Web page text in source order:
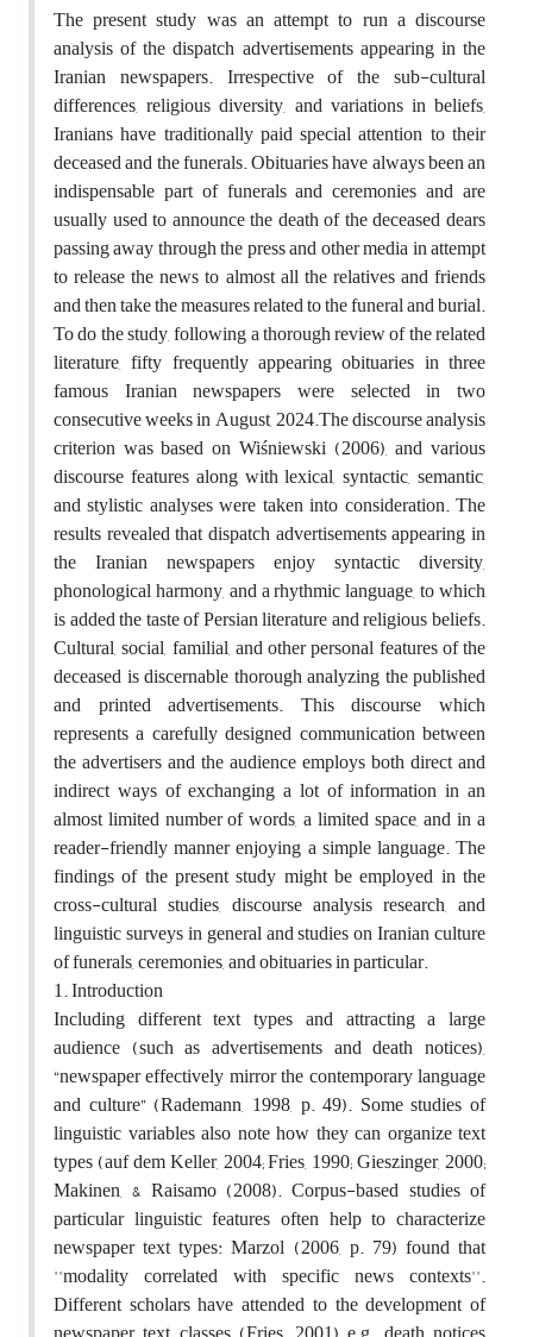
The present study was an attempt to run a discourse
analysis of the dispatch advertisements appearing in the
Iranian newspapers. Irrespective of the sub-cultural
differences, religious diversity, and variations in beliefs,
Iranians have traditionally paid special attention to their
deceased and the funerals. Obituaries have always been an
indispensable part of funerals and ceremonies and are
usually used to announce the death of the deceased dears
passing away through the press and other media in attempt
to release the news to almost all the relatives and friends
and then take the measures related to the funeral and burial.
To do the study, following a thorough review of the related
literature, fifty frequently appearing obituaries in three
famous Iranian newspapers were selected in two
consecutive weeks in August, 2024.The discourse analysis
criterion was based on Wiśniewski (2006), and various
discourse features along with lexical, syntactic, semantic,
and stylistic analyses were taken into consideration. The
results revealed that dispatch advertisements appearing in
the Iranian newspapers enjoy syntactic diversity,
phonological harmony, and a rhythmic language, to which
is added the taste of Persian literature and religious beliefs.
Cultural, social, familial, and other personal features of the
deceased is discernable thorough analyzing the published
and printed advertisements. This discourse which
represents a carefully designed communication between
the advertisers and the audience employs both direct and
indirect ways of exchanging a lot of information in an
almost limited number of words, a limited space, and in a
reader-friendly manner enjoying a simple language. The
findings of the present study might be employed in the
cross-cultural studies, discourse analysis research, and
linguistic surveys in general and studies on Iranian culture
of funerals, ceremonies, and obituaries in particular.
1. Introduction
Including different text types and attracting a large
audience (such as advertisements and death notices),
“newspaper effectively mirror the contemporary language
and culture” (Rademann, 1998, p. 49). Some studies of
linguistic variables also note how they can organize text
types (auf dem Keller, 2004; Fries, 1990; Gieszinger, 2000;
Makinen, & Raisamo (2008). Corpus-based studies of
particular linguistic features often help to characterize
newspaper text types: Marzol (2006, p. 79) found that
''modality correlated with specific news contexts''.
Different scholars have attended to the development of